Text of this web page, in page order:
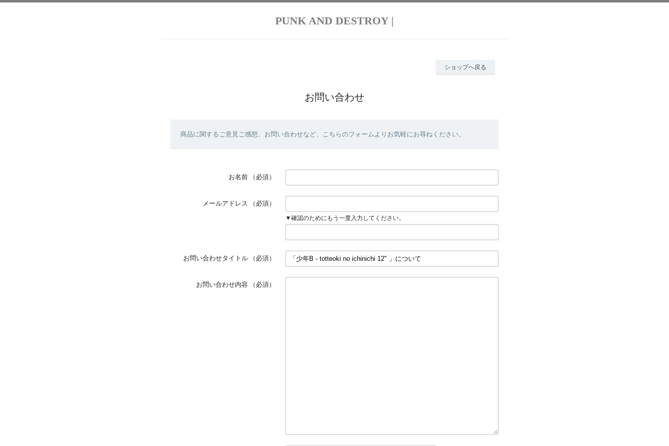
PUNK AND DESTROY |
ショップへ戻る
お問い合わせ
商品に関するご意見ご感想、お問い合わせなど、こちらのフォームよりお気軽にお尋ねください。
お名前 （必須）
メールアドレス （必須）
▼確認のためにもう一度入力してください。
お問い合わせタイトル （必須）
お問い合わせ内容 （必須）